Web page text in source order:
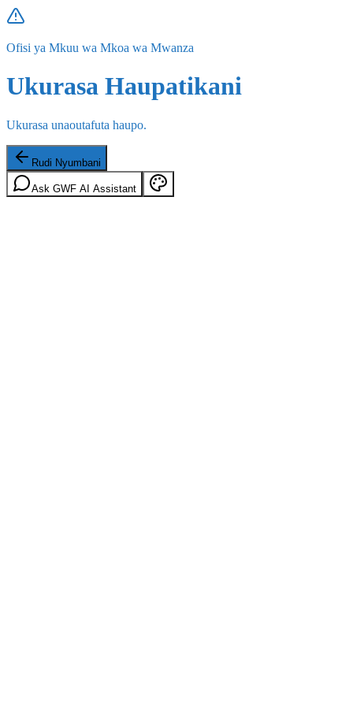
Ofisi ya Mkuu wa Mkoa wa Mwanza
Ukurasa Haupatikani
Ukurasa unaoutafuta haupo.
Rudi Nyumbani
Ask GWF AI Assistant